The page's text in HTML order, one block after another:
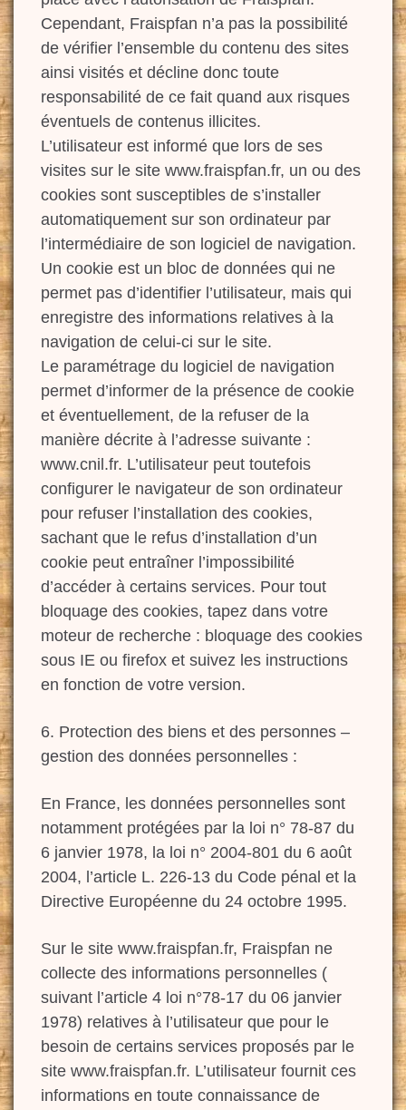
Cependant, Fraispfan n’a pas la possibilité
de vérifier l’ensemble du contenu des sites
ainsi visités et décline donc toute
responsabilité de ce fait quand aux risques
éventuels de contenus illicites.
L’utilisateur est informé que lors de ses
visites sur le site www.fraispfan.fr, un ou des
cookies sont susceptibles de s’installer
automatiquement sur son ordinateur par
l’intermédiaire de son logiciel de navigation.
Un cookie est un bloc de données qui ne
permet pas d’identifier l’utilisateur, mais qui
enregistre des informations relatives à la
navigation de celui-ci sur le site.
Le paramétrage du logiciel de navigation
permet d’informer de la présence de cookie
et éventuellement, de la refuser de la
manière décrite à l’adresse suivante :
www.cnil.fr. L’utilisateur peut toutefois
configurer le navigateur de son ordinateur
pour refuser l’installation des cookies,
sachant que le refus d’installation d’un
cookie peut entraîner l’impossibilité
d’accéder à certains services. Pour tout
bloquage des cookies, tapez dans votre
moteur de recherche : bloquage des cookies
sous IE ou firefox et suivez les instructions
en fonction de votre version.
6. Protection des biens et des personnes –
gestion des données personnelles :
En France, les données personnelles sont
notamment protégées par la loi n° 78-87 du
6 janvier 1978, la loi n° 2004-801 du 6 août
2004, l’article L. 226-13 du Code pénal et la
Directive Européenne du 24 octobre 1995.
Sur le site www.fraispfan.fr, Fraispfan ne
collecte des informations personnelles (
suivant l’article 4 loi n°78-17 du 06 janvier
1978) relatives à l’utilisateur que pour le
besoin de certains services proposés par le
site www.fraispfan.fr. L’utilisateur fournit ces
informations en toute connaissance de